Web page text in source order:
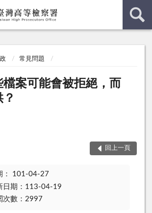
常見問題
檔案可能會被拒絕，而
回上一頁
： 101-04-27
日期：113-04-19
次數：2997